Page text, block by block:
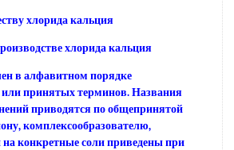
хлорида кальция
хлорида кальция
в алфавитном порядке
принятых терминов. Названия
приводятся по общепринятой
комплексообразователю,
конкретные соли приведены при